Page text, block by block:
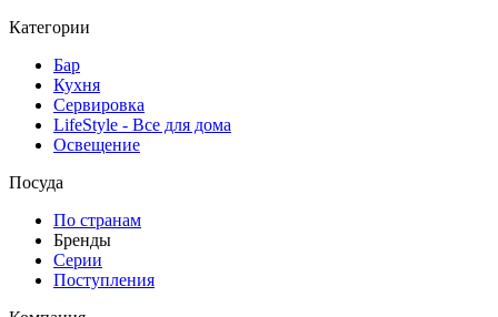
Категории
Бар
Кухня
Сервировка
LifeStyle - Все для дома
Освещение
Посуда
По странам
Бренды
Серии
Поступления